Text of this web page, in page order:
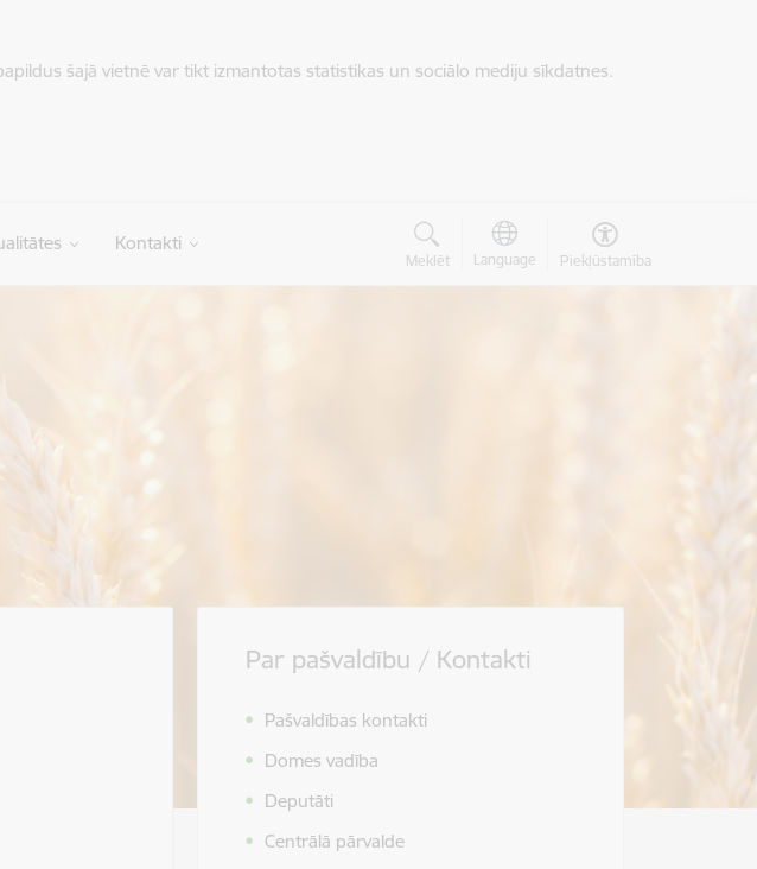
šajā vietnē var tikt izmantotas statistikas un sociālo mediju sīkdatnes.
Kontakti
Meklēt Language Piekļūstamība
Par pašvaldību / Kontakti
Pašvaldības kontakti
Domes vadība
Deputāti
Centrālā pārvalde